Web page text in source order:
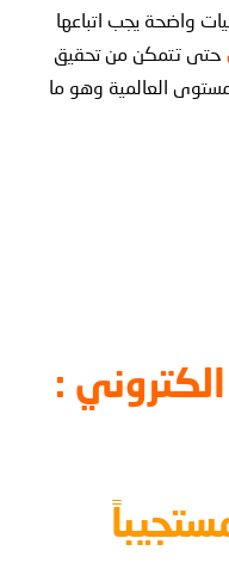
واضحة يجب اتباعها
حتى تتمكن من تحقيق
العالمية وهو ما
: